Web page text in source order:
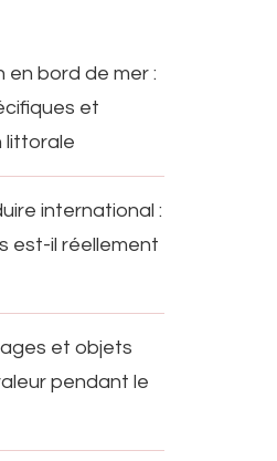
en bord de mer :
et
littorale
international :
est-il réellement
et objets
pendant le